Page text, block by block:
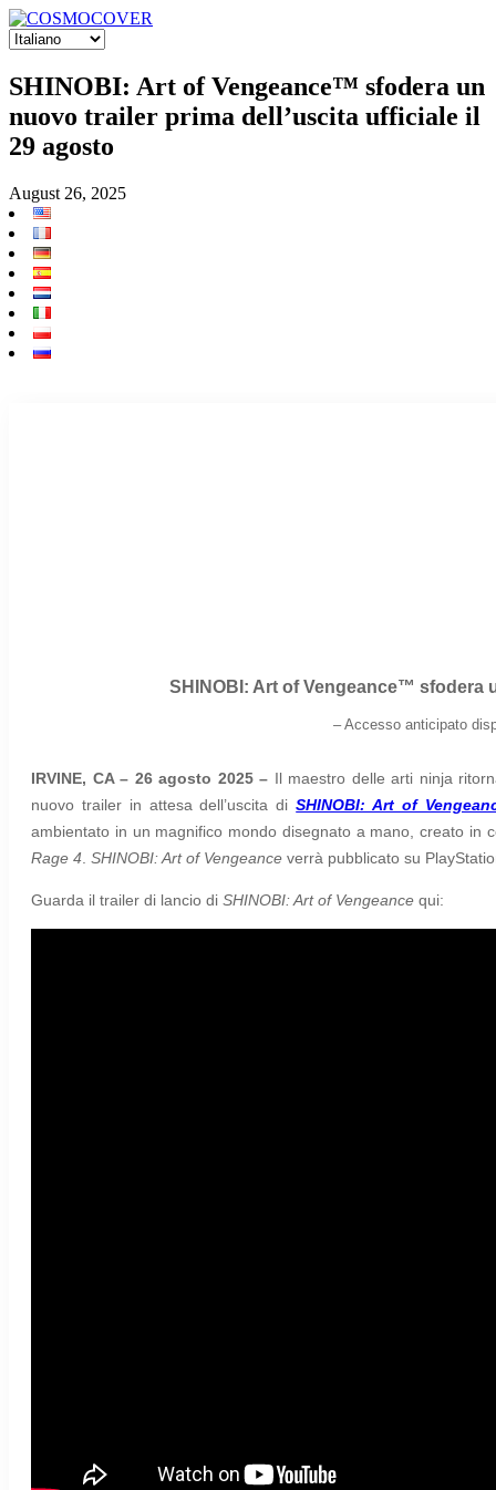
SHINOBI: Art of Vengeance™ sfodera un
nuovo trailer prima dell’uscita ufficiale il
29 agosto
August 26, 2025
SHINOBI: Art of Vengeance™ sfodera
–Accesso anticipato
IRVINE, CA – 26 agosto 2025 – Il maestro delle arti ninja
nuovo trailer in attesa dell’uscita diSHINOBI: Art of
ambientato in un magnifico mondo disegnato a mano, creato
Rage 4 SHINOBI: Art of Vengeance verrà pubblicato su
Guarda il trailer di lancio di SHINOBI: Art of Vengeance qui: